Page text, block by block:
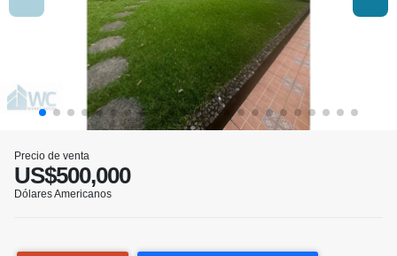
Precio de venta
US$500,000
Dólares Americanos